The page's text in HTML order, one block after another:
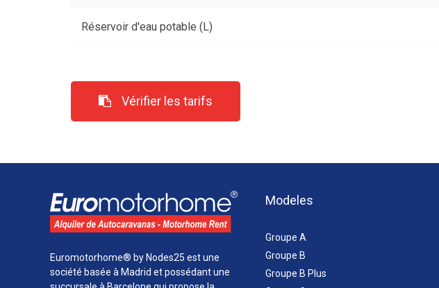
Réservoir d'eau potable (L)
Vérifier les tarifs
Euromotorhome® by Nodes25 est une
société basée à Madrid et possédant une
Modeles
Groupe A
Groupe B
Groupe B Plus